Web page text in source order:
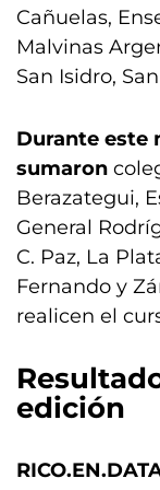
Cañuelas,
Malvinas
San Isidro,
Durante este
sumaron
Berazategui,
General
C. Paz, La
Fernando y
realicen el
edición